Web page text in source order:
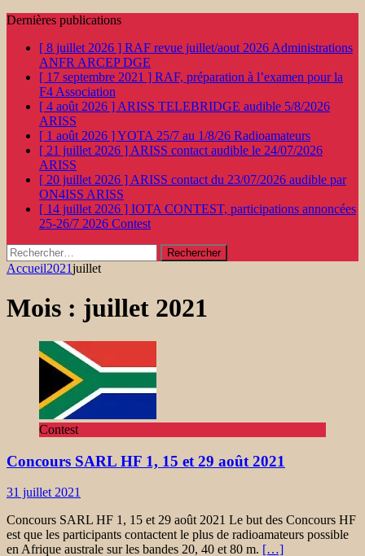
Dernières publications
[ 8 juillet 2026 ] RAF revue juillet/aout 2026 Administrations
ANFR ARCEP DGE
[ 17 septembre 2021 ] RAF, préparation à l’examen pour la
F4 Association
[ 4 août 2026 ] ARISS TELEBRIDGE audible 5/8/2026
ARISS
[ 1 août 2026 ]YOTA 25/7 au 1/8/26 Radioamateurs
[ 21 juillet 2026 ] ARISS contact audible le 24/07/2026
ARISS
[ 20 juillet 2026 ] ARISS contact du 23/07/2026 audible par
ON4ISS ARISS
[ 14 juillet 2026 ] IOTA CONTEST, participations annoncées
25-26/7 2026 Contest
Rechercher :
Accueil2021juillet
Mois : juillet 2021
Contest
Concours SARL HF 1, 15 et 29 août 2021
31 juillet 2021
Concours SARL HF 1, 15 et 29 août 2021 Le but des Concours HF
est que les participants contactent le plus de radioamateurs possible
en Afrique australe sur les bandes 20, 40 et 80 m. […]